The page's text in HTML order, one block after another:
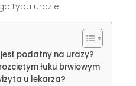
typu urazie.
podatny na urazy?
łuku brwiowym
u lekarza?